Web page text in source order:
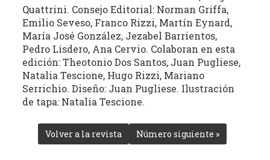
Quattrini. Consejo Editorial: Norman Griffa,
Emilio Seveso, Franco Rizzi, Martín Eynard,
María José González, Jezabel Barrientos,
Pedro Lisdero, Ana Cervio. Colaboran en esta
edición: Theotonio Dos Santos, Juan Pugliese,
Natalia Tescione, Hugo Rizzi, Mariano
Serrichio. Diseño: Juan Pugliese. Ilustración
de tapa: Natalia Tescione.
Volver a la revista Número siguiente »